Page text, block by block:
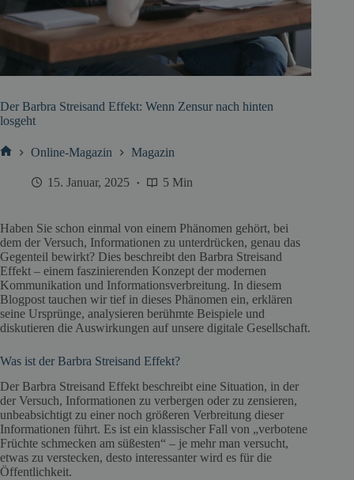
Der Barbra Streisand Effekt: Wenn Zensur nach hinten
losgeht
Online-Magazin Magazin
15. Januar, 2025 5 Min
Haben Sie schon einmal von einem Phänomen gehört, bei
dem der Versuch, Informationen zu unterdrücken, genau das
Gegenteil bewirkt? Dies beschreibt den Barbra Streisand
Effekt – einem faszinierenden Konzept der modernen
Kommunikation und Informationsverbreitung. In diesem
Blogpost tauchen wir tief in dieses Phänomen ein, erklären
seine Ursprünge, analysieren berühmte Beispiele und
diskutieren die Auswirkungen auf unsere digitale Gesellschaft.
Was ist der Barbra Streisand Effekt?
Der Barbra Streisand Effekt beschreibt eine Situation, in der
der Versuch, Informationen zu verbergen oder zu zensieren,
unbeabsichtigt zu einer noch größeren Verbreitung dieser
Informationen führt. Es ist ein klassischer Fall von „verbotene
Früchte schmecken am süßesten“ – je mehr man versucht,
etwas zu verstecken, desto interessanter wird es für die
Öffentlichkeit.